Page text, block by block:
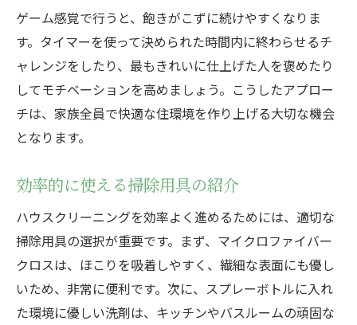
ゲーム感覚で行うと、飽きがこずに続けやすくなりま
す。タイマーを使って決められた時間内に終わらせるチ
ャレンジをしたり、最もきれいに仕上げた人を褒めたり
してモチベーションを高めましょう。こうしたアプロー
チは、家族全員で快適な住環境を作り上げる大切な機会
となります。
効率的に使える掃除用具の紹介
ハウスクリーニングを効率よく進めるためには、適切な
掃除用具の選択が重要です。まず、マイクロファイバー
クロスは、ほこりを吸着しやすく、繊細な表面にも優し
いため、非常に便利です。次に、スプレーボトルに入れ
た環境に優しい洗剤は、キッチンやバスルームの頑固な